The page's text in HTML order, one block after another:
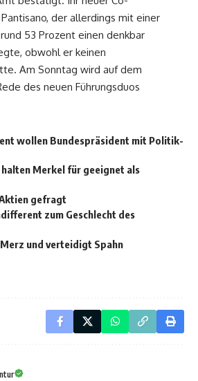
der allerdings mit einer
53 Prozent einen denkbar
obwohl er keinen
Am Sonntag wird auf dem
des neuen Führungsduos
wollen Bundespräsident mit Politik-
Merkel für geeignet als
gefragt
zum Geschlecht des
und verteidigt Spahn